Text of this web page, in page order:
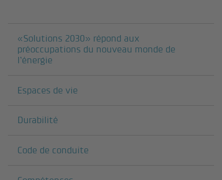
Pages suivantes
«Solutions 2030» répond aux
préoccupations du nouveau monde de
l’énergie
Espaces de vie
Durabilité
Code de conduite